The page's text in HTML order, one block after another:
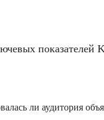
показателей
ли аудитория